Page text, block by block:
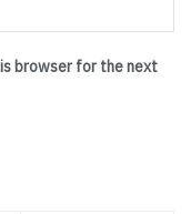
browser for the next